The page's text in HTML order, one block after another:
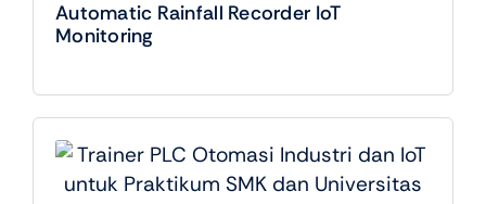
Automatic Rainfall Recorder IoT
Monitoring